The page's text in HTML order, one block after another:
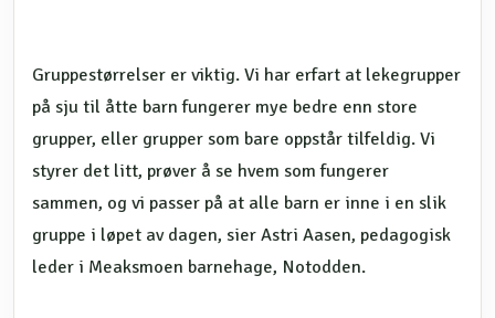
Gruppestørrelser er viktig. Vi har erfart at lekegrupper
på sju til åtte barn fungerer mye bedre enn store
grupper, eller grupper som bare oppstår tilfeldig. Vi
styrer det litt, prøver å se hvem som fungerer
sammen, og vi passer på at alle barn er inne i en slik
gruppe i løpet av dagen, sier Astri Aasen, pedagogisk
leder i Meaksmoen barnehage, Notodden.